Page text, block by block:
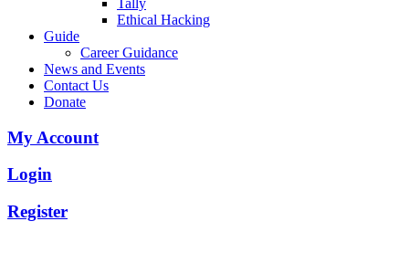
Tally
Ethical Hacking
Guide
Career Guidance
News and Events
Contact Us
Donate
My Account
Login
Register